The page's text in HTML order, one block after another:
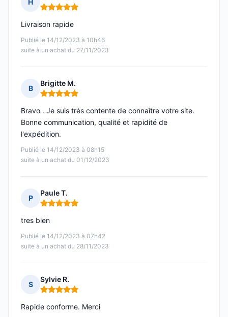
H
Note : 5 sur 5
Publié le 14/12/2023 à 10h46
suite à un achat du 27/11/2023
Livraison rapide
B
Brigitte M.
Note : 5 sur 5
Publié le 14/12/2023 à 08h15
suite à un achat du 01/12/2023
Bravo . Je suis très contente de connaître votre site.
Bonne communication, qualité et rapidité de
l'expédition.
P
Paule T.
Note : 5 sur 5
Publié le 14/12/2023 à 07h42
suite à un achat du 28/11/2023
tres bien
S
Sylvie R.
Note : 5 sur 5
Rapide conforme. Merci